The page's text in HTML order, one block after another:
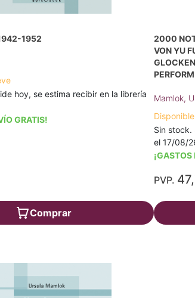
1952
hoy, se estima recibir en la librería
GRATIS!
Comprar
2000
VON YU
Mamlok,
Sin stock.
el 17/08/
¡GASTOS
PVP.